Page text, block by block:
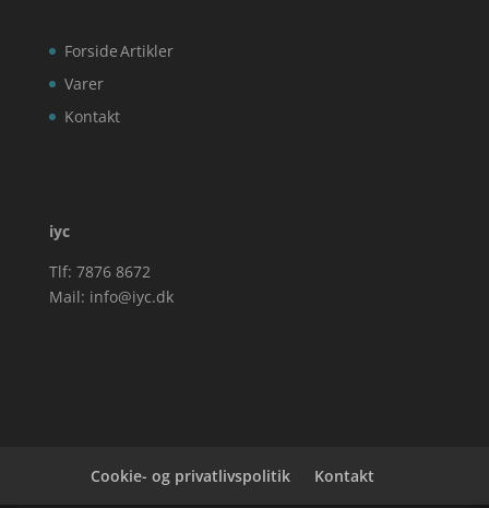
Forside
Varer
Kontakt
Artikler
iyc
Tlf: 7876 8672
Mail: info@iyc.dk
Cookie- og privatlivspolitik Kontakt